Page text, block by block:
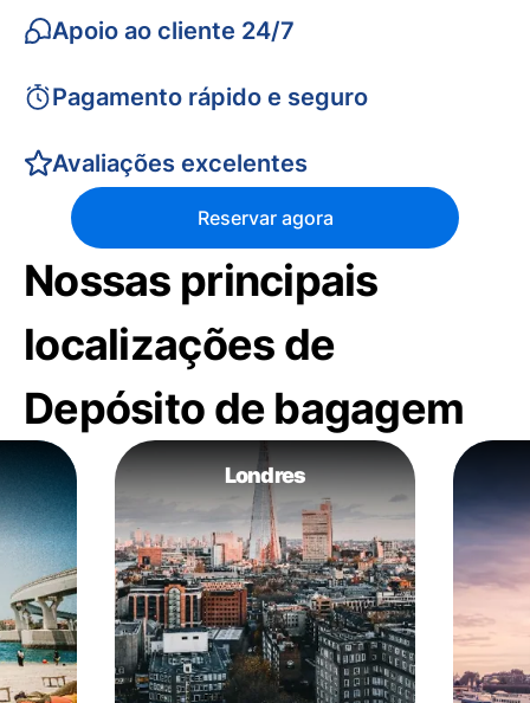
Apoio ao cliente 24/7
Pagamento rápido e seguro
Avaliações excelentes
Reservar agora
Nossas principais
localizações de
Depósito de bagagem
Londres